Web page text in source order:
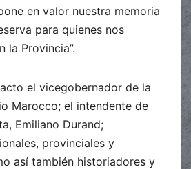
en valor nuestra memoria
para quienes nos
la Provincia”.
el vicegobernador de la
Marocco; el intendente de
Emiliano Durand;
provinciales y
así también historiadores y